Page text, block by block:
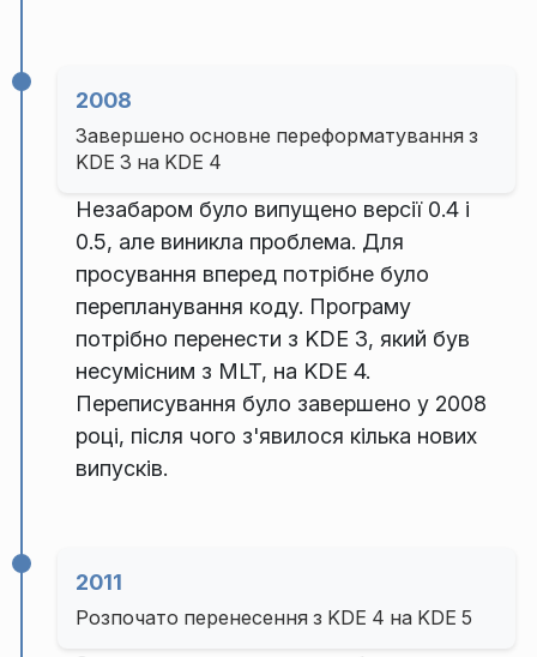
2008
Завершено основне переформатування з
KDE 3 на KDE 4
Незабаром було випущено версії 0.4 і
0.5, але виникла проблема. Для
просування вперед потрібне було
перепланування коду. Програму
потрібно перенести з KDE 3, який був
несумісним з MLT, на KDE 4.
Переписування було завершено у 2008
році, після чого з'явилося кілька нових
випусків.
2011
Розпочато перенесення з KDE 4 на KDE 5